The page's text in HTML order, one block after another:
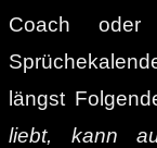
Coach oder
längst
liebt, kann